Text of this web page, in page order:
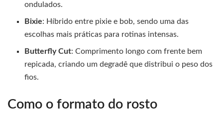
ondulados.
Bixie: Híbrido entre pixie e bob, sendo uma das
escolhas mais práticas para rotinas intensas.
Butterfly Cut: Comprimento longo com frente bem
repicada, criando um degradê que distribui o peso dos
fios.
Como o formato do rosto